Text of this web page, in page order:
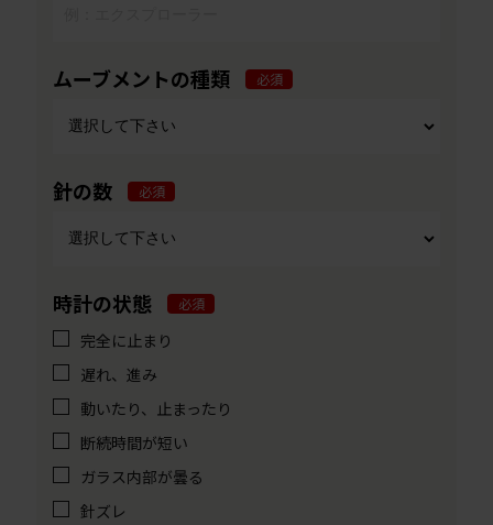
ムーブメントの種類 必須
針の数 必須
時計の状態 必須
完全に止まり
遅れ、進み
動いたり、止まったり
断続時間が短い
ガラス内部が曇る
針ズレ